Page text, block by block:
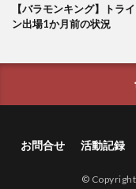
【バラモンキング】トラ
ン出場1か月前の状況
お問合せ 活動記録
©